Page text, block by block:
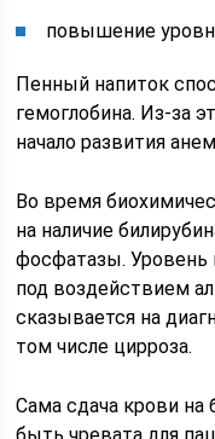
повышение
Пенный напиток
гемоглобина. Из-за
начало развития
Во время
на наличие
фосфатазы. Уровень
под воздействием
сказывается на
том числе цирроза.
Сама сдача крови